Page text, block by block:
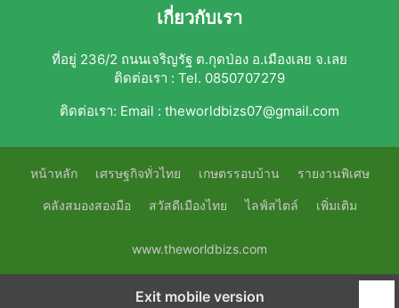
เกี่ยวกับเรา
ที่อยู่ 236/2 ถนนเจริญรัฐ ต.กุดป่อง อ.เมืองเลย จ.เลย
ติดต่อเรา : Tel. 0850707279
ติดต่อเรา: Email : theworldbizs07@gmail.com
หน้าหลัก เศรษฐกิจทั่วไทย เกษตรรอบบ้าน รายงานพิเศษ
คลังสมองสองมือ สวัสดีเมืองไทย ไลฟ์สไตล์ เพิ่มเติม
www.theworldbizs.com
Exit mobile version